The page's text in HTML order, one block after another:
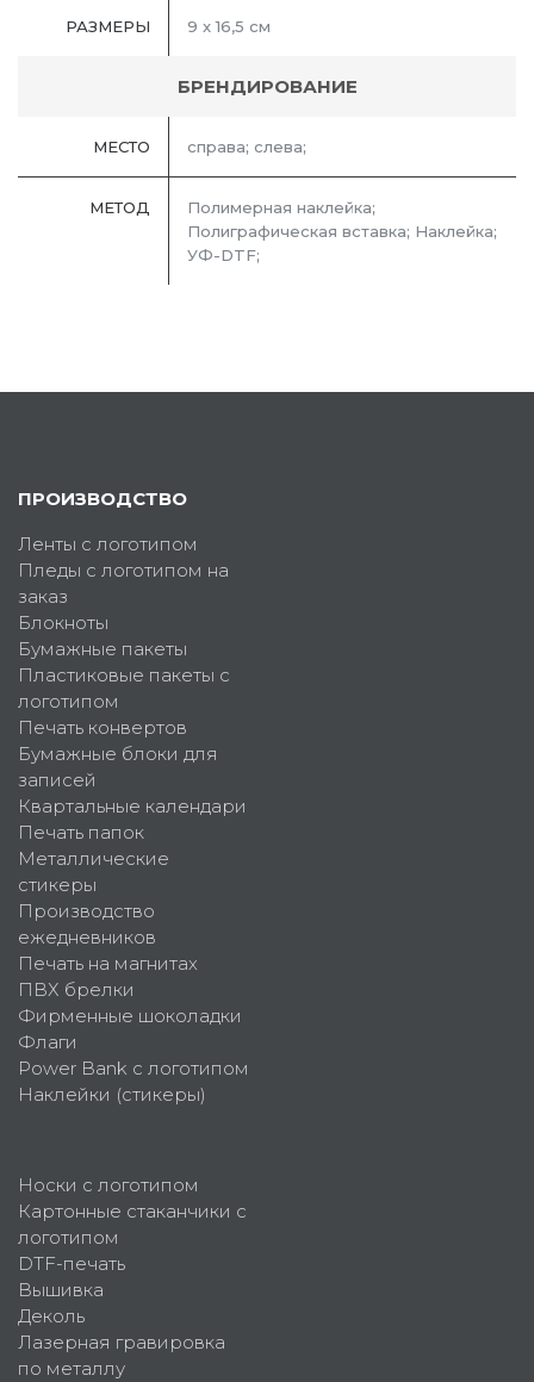
РАЗМЕРЫ 9 x 16,5 см
БРЕНДИРОВАНИЕ
МЕСТО справа; слева;
МЕТОД
Полимерная наклейка;
Полиграфическая вставка; Наклейка;
УФ-DTF;
ПРОИЗВОДСТВО
Ленты с логотипом
Пледы с логотипом на
заказ
Блокноты
Бумажные пакеты
Пластиковые пакеты с
логотипом
Печать конвертов
Бумажные блоки для
записей
Квартальные календари
Печать папок
Металлические
стикеры
Производство
ежедневников
Печать на магнитах
ПВХ брелки
Фирменные шоколадки
Флаги
Power Bank с логотипом
Наклейки (стикеры)
Носки с логотипом
Картонные стаканчики с
логотипом
DTF-печать
Вышивка
Деколь
Лазерная гравировка
по металлу